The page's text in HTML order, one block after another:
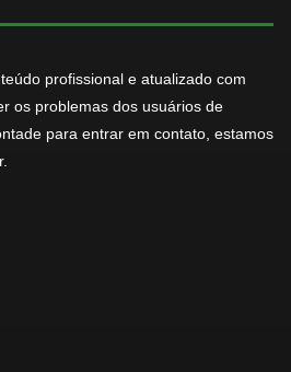
profissional e atualizado com
os problemas dos usuários de
para entrar em contato, estamos